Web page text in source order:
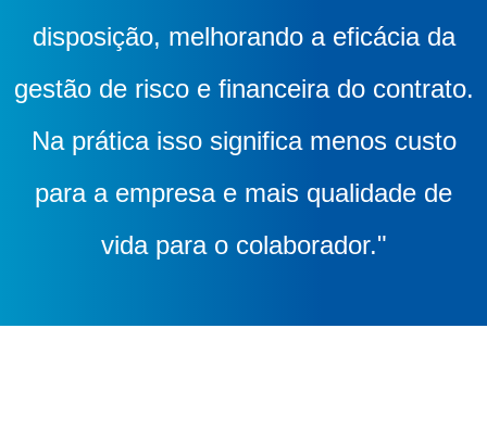
disposição, melhorando a eficácia da
gestão de risco e financeira do contrato.
Na prática isso significa menos custo
para a empresa e mais qualidade de
vida para o colaborador."